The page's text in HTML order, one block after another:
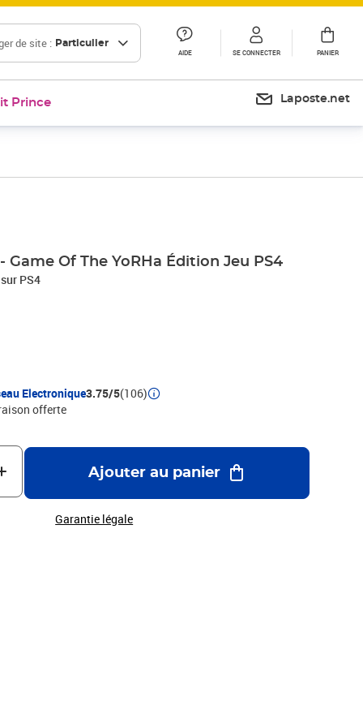
de site : Particulier
AIDE SE CONNECTER PANIER
Prince Laposte.net
Game Of The YoRHa Édition Jeu PS4
PS4
Electronique3.75/5(106)
offerte
Ajouter au panier
Garantie légale